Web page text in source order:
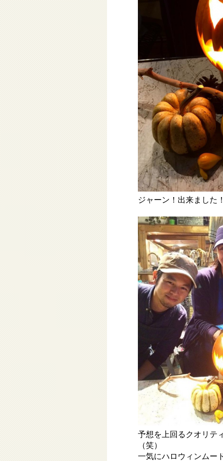
ジャーン！出来ました
予想を上回るクオリテ
（笑）
一気にハロウィンムー